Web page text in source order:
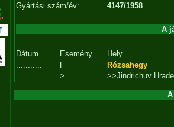
Gyártási szám/év:
4147/1958
A
Dátum Esemény
Hely
...........
F
Rózsahegy
...........
> >>Jindrichuv